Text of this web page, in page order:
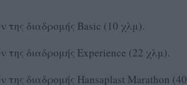
διαδρομής Basic (10 χλμ).
διαδρομής Experience (22 χλμ).
διαδρομής Hansaplast Marathon (40